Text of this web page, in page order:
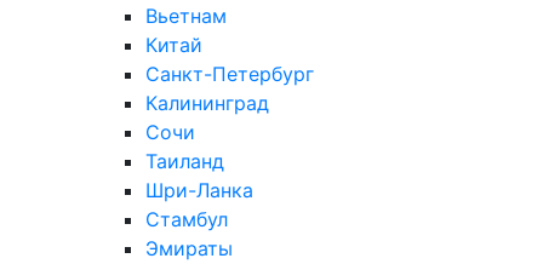
Вьетнам
Китай
Санкт-Петербург
Калининград
Сочи
Таиланд
Шри-Ланка
Стамбул
Эмираты